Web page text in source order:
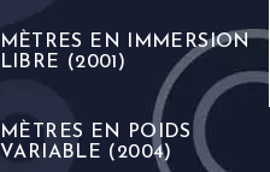
MÈTRES EN IMMERSION
LIBRE (2001)
MÈTRES EN POIDS
VARIABLE (2004)